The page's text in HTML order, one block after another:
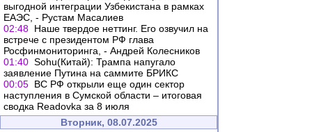
выгодной интеграции Узбекистана в рамках
ЕАЭС, - Рустам Масалиев
02:48 Наше твердое неттинг. Его озвучил на
встрече с президентом РФ глава
Росфинмониторинга, - Андрей Колесников
01:40 Sohu(Китай): Трампа напугало
заявление Путина на саммите БРИКС
00:05 ВС РФ открыли еще один сектор
наступления в Сумской области – итоговая
сводка Readovka за 8 июля
Вторник, 08.07.2025